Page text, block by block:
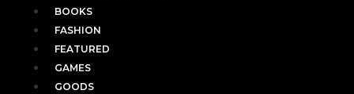
BOOKS
FASHION
FEATURED
GAMES
GOODS